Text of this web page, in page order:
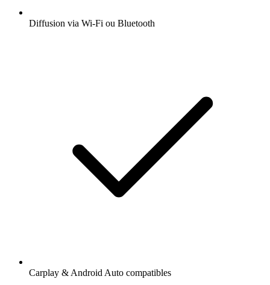
Diffusion via Wi-Fi ou Bluetooth
Carplay & Android Auto compatibles